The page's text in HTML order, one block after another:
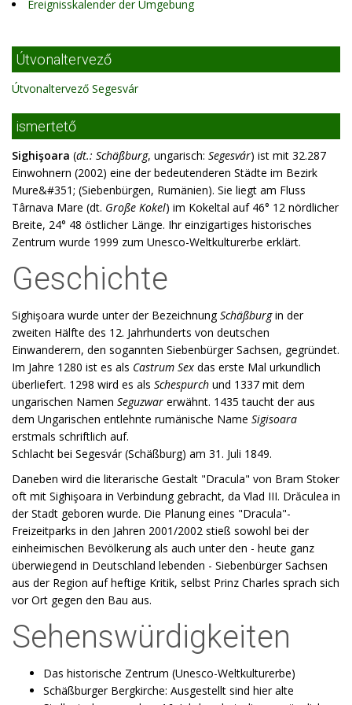
Ereignisskalender der Umgebung
Útvonaltervező
Útvonaltervező Segesvár
ismertető
Sighişoara (dt.: Schäßburg, ungarisch: Segesvár) ist mit 32.287
Einwohnern (2002) eine der bedeutenderen Städte im Bezirk
Mure&#351; (Siebenbürgen, Rumänien). Sie liegt am Fluss
Târnava Mare (dt. Große Kokel) im Kokeltal auf 46° 12 nördlicher
Breite, 24° 48 östlicher Länge. Ihr einzigartiges historisches
Zentrum wurde 1999 zum Unesco-Weltkulturerbe erklärt.
Geschichte
Sighişoara wurde unter der BezeichnungSchäßburgin der
zweiten Hälfte des 12. Jahrhunderts von deutschen
Einwanderern, den sogannten Siebenbürger Sachsen, gegründet.
Im Jahre 1280 ist es als Castrum Sex das erste Mal urkundlich
überliefert. 1298 wird es als Schespurch und 1337 mit dem
ungarischen Namen Seguzwar erwähnt. 1435 taucht der aus
dem Ungarischen entlehnte rumänische Name Sigisoara
erstmals schriftlich auf.
Schlacht bei Segesvár (Schäßburg) am 31. Juli 1849.
Daneben wird die literarische Gestalt "Dracula" von Bram Stoker
oft mit Sighişoara in Verbindung gebracht, da Vlad III. Drăculea in
der Stadt geboren wurde. Die Planung eines "Dracula"-
Freizeitparks in den Jahren 2001/2002 stieß sowohl bei der
einheimischen Bevölkerung als auch unter den - heute ganz
überwiegend in Deutschland lebenden - Siebenbürger Sachsen
aus der Region auf heftige Kritik, selbst Prinz Charles sprach sich
vor Ort gegen den Bau aus.
Sehenswürdigkeiten
Das historische Zentrum (Unesco-Weltkulturerbe)
Schäßburger Bergkirche: Ausgestellt sind hier alte